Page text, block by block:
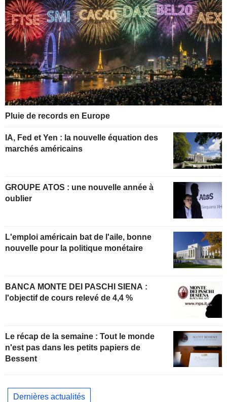
Pluie de records en Europe
IA, Fed et Yen : la nouvelle équation des
marchés américains
GROUPE ATOS : une nouvelle année à
oublier
L'emploi américain bat de l'aile, bonne
nouvelle pour la politique monétaire
BANCA MONTE DEI PASCHI SIENA :
l'objectif de cours relevé de 4,4 %
Le récap de la semaine : Tout le monde
n'est pas dans les petits papiers de
Bessent
Dernières actualités